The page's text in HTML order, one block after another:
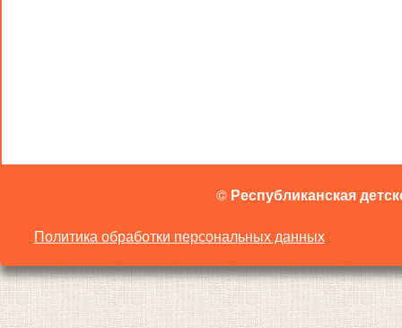
© Республиканская
Политика обработки персональных данных